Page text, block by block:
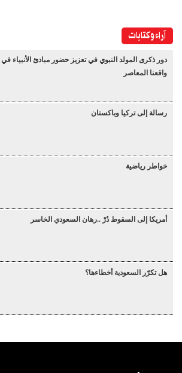
آراء وكتابات
دور ذكرى المولد النبوي في تعزيز حضور مبادئ الأنبياء في
واقعنا المعاصر
رسالة إلى تركيا وباكستان
خواطر رياضية
أمريكا إلى السقوط دُرْ ..رهان السعودي الخاسر
هل تكرّر السعودية أخطاءها؟